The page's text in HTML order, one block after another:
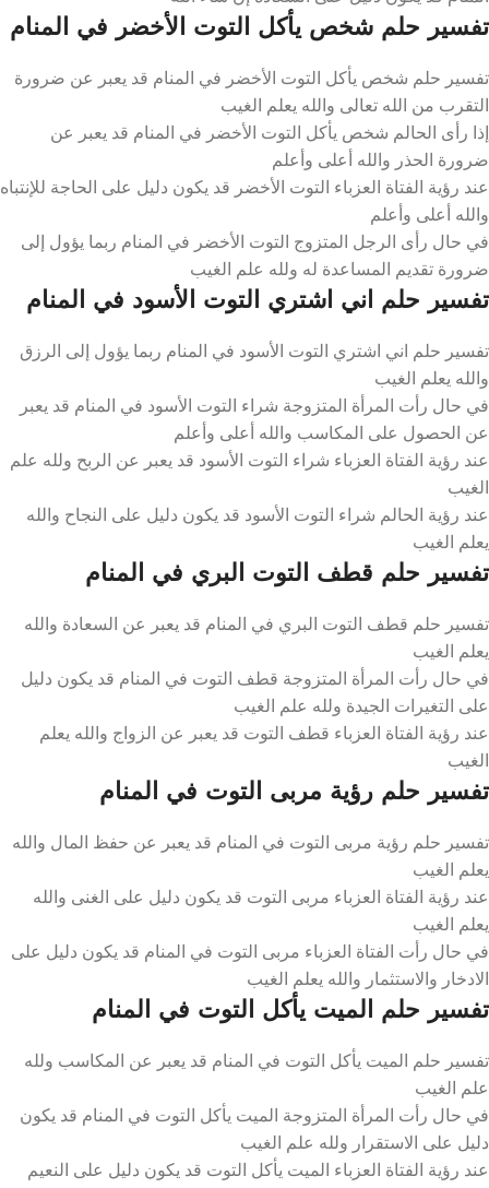
تفسير حلم شخص يأكل التوت الأخضر في المنام
تفسير حلم شخص يأكل التوت الأخضر في المنام قد يعبر عن ضرورة
التقرب من الله تعالى والله يعلم الغيب
إذا رأى الحالم شخص يأكل التوت الأخضر في المنام قد يعبر عن
ضرورة الحذر والله أعلى وأعلم
عند رؤية الفتاة العزباء التوت الأخضر قد يكون دليل على الحاجة للإنتباه
والله أعلى وأعلم
في حال رأى الرجل المتزوج التوت الأخضر في المنام ربما يؤول إلى
ضرورة تقديم المساعدة له ولله علم الغيب
تفسير حلم اني اشتري التوت الأسود في المنام
تفسير حلم اني اشتري التوت الأسود في المنام ربما يؤول إلى الرزق
والله يعلم الغيب
في حال رأت المرأة المتزوجة شراء التوت الأسود في المنام قد يعبر
عن الحصول على المكاسب والله أعلى وأعلم
عند رؤية الفتاة العزباء شراء التوت الأسود قد يعبر عن الربح ولله علم
الغيب
عند رؤية الحالم شراء التوت الأسود قد يكون دليل على النجاح والله
يعلم الغيب
تفسير حلم قطف التوت البري في المنام
تفسير حلم قطف التوت البري في المنام قد يعبر عن السعادة والله
يعلم الغيب
في حال رأت المرأة المتزوجة قطف التوت في المنام قد يكون دليل
على التغيرات الجيدة ولله علم الغيب
عند رؤية الفتاة العزباء قطف التوت قد يعبر عن الزواج والله يعلم
الغيب
تفسير حلم رؤية مربى التوت في المنام
تفسير حلم رؤية مربى التوت في المنام قد يعبر عن حفظ المال والله
يعلم الغيب
عند رؤية الفتاة العزباء مربى التوت قد يكون دليل على الغنى والله
يعلم الغيب
في حال رأت الفتاة العزباء مربى التوت في المنام قد يكون دليل على
الادخار والاستثمار والله يعلم الغيب
تفسير حلم الميت يأكل التوت في المنام
تفسير حلم الميت يأكل التوت في المنام قد يعبر عن المكاسب ولله
علم الغيب
في حال رأت المرأة المتزوجة الميت يأكل التوت في المنام قد يكون
دليل على الاستقرار ولله علم الغيب
عند رؤية الفتاة العزباء الميت يأكل التوت قد يكون دليل على النعيم